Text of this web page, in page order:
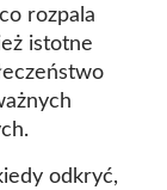
rozpala
istotne
odkryć,